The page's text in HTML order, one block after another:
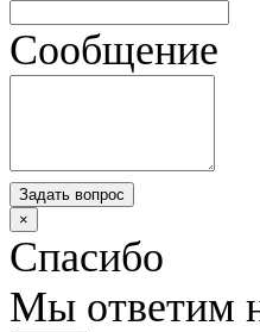
Сообщение
Задать вопрос
×
Спасибо
Мы ответим